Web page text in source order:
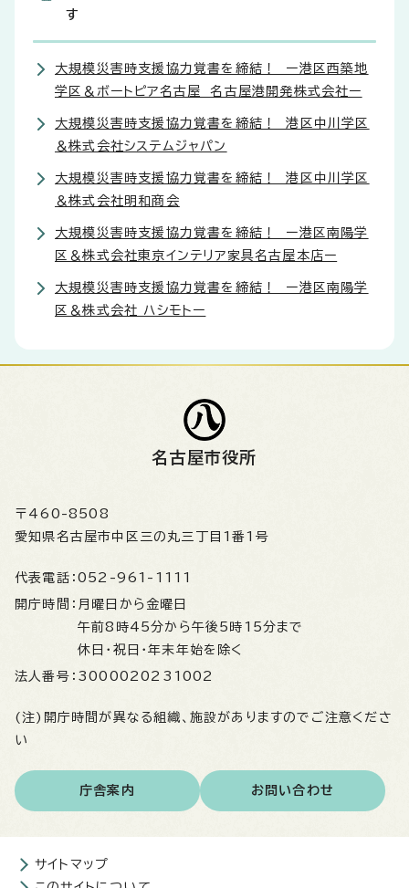
す
大規模災害時支援協力覚書を締結！ ー港区西築地
学区＆ボートピア名古屋 名古屋港開発株式会社ー
大規模災害時支援協力覚書を締結！ 港区中川学区
＆株式会社システムジャパン
大規模災害時支援協力覚書を締結！ 港区中川学区
＆株式会社明和商会
大規模災害時支援協力覚書を締結！ ー港区南陽学
区＆株式会社東京インテリア家具名古屋本店ー
大規模災害時支援協力覚書を締結！ ー港区南陽学
区＆株式会社 ハシモトー
名古屋市役所
〒460-8508
愛知県名古屋市中区三の丸三丁目1番1号
代表電話： 052-961-1111
開庁時間： 月曜日から金曜日
午前8時45分から午後5時15分まで
休日・祝日・年末年始を除く
法人番号： 3000020231002
(注)開庁時間が異なる組織、施設がありますのでご注意くださ
い
庁舎案内 お問い合わせ
サイトマップ